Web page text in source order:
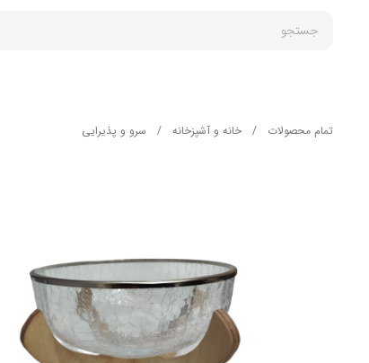
جستجو
تمام محصولات / خانه و آشپزخانه / سرو و پذیرایی